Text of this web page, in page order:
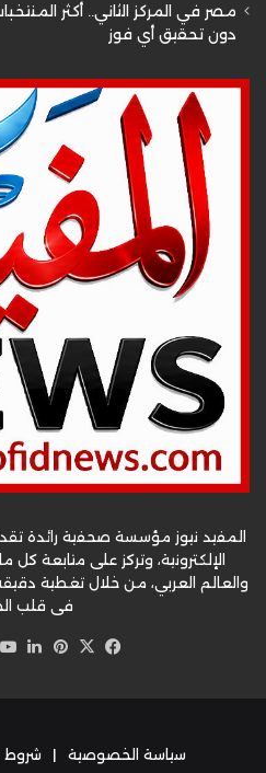
مصر في المركز الثاني.. أكثر
دون تحقيق أي فوز
المفيد نيوز مؤسسة صحفية رائدة
الإلكترونية، وتركز على متابعة
والعالم العربي، من خلال تغطية
في قلب
فيسبوك
‫X
سياسة الخصوصية | شروط